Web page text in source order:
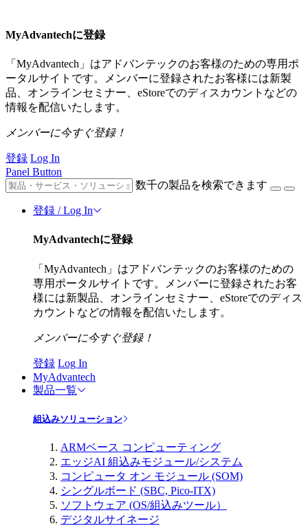
MyAdvantechに登録
「MyAdvantech」はアドバンテックのお客様のための専用ポ
ータルサイトです。メンバーに登録されたお客様には新製
品、オンラインセミナー、eStoreでのディスカウントなどの
情報を配信いたします。
メンバーに今すぐ登録！
登録 Log In
Panel Button
数千の製品を検索できます
登録 / Log In
MyAdvantechに登録
「MyAdvantech」はアドバンテックのお客様のための
専用ポータルサイトです。メンバーに登録されたお客
様には新製品、オンラインセミナー、eStoreでのディス
カウントなどの情報を配信いたします。
メンバーに今すぐ登録！
登録 Log In
MyAdvantech
製品一覧
組込みソリューション
ARMベース コンピューティング
エッジAI 組込みモジュール/システム
コンピュータ オン モジュール (SOM)
シングルボード (SBC, Pico-ITX)
ソフトウェア (OS/組込みツール）
デジタルサイネージ